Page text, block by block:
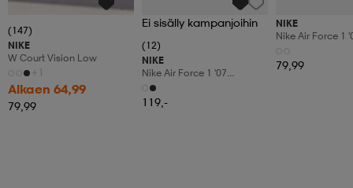
(147)
NIKE
W Court Vision Low
+1
Alkaen 64,99
79,99
Ei sisälly kampanjoihin
(12)
NIKE
Nike Air Force 1 '07
Women's Shoes
119,-
NIKE
Nike Air Force 1
79,99